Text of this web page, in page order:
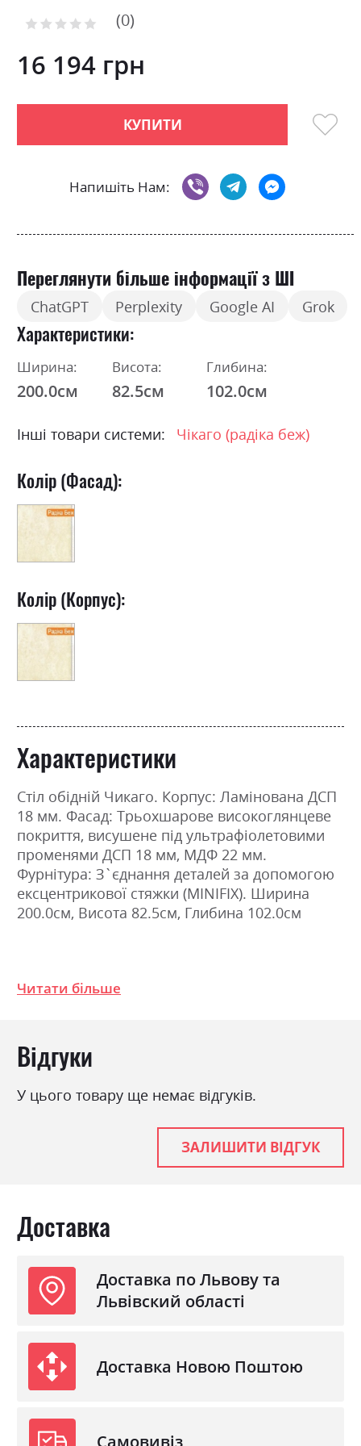
the
of
the
gallery
Рейтинг: 0
16 194 грн
КУПИТИ
Напишіть Нам:
Переглянути більше інформації з ШІ
ChatGPT Perplexity Google AI Grok
Характеристики
Ширина:
200.0см
Висота:
82.5см
Глибина:
102.0см
Інші товари системи: Чікаго (радіка беж)
Колір (Фасад):
Колір (Корпус):
Характеристики
Стіл обідній Чикаго. Корпус: Ламінована ДСП
18 мм. Фасад: Трьохшарове високоглянцеве
покриття, висушене під ультрафіолетовими
променями ДСП 18 мм, МДФ 22 мм.
Фурнітура: З`єднання деталей за допомогою
ексцентрикової стяжки (MINIFIX). Ширина
200.0см, Висота 82.5см, Глибина 102.0см
Колір (Фасад):
Колір матеріалу
Стиль
Матеріал
лакована ДСП
Читати більше
Відгуки
У цього товару ще немає відгуків.
ЗАЛИШИТИ ВІДГУК
Доставка
Доставка по Львову та
Львівский області
Доставка Новою Поштою